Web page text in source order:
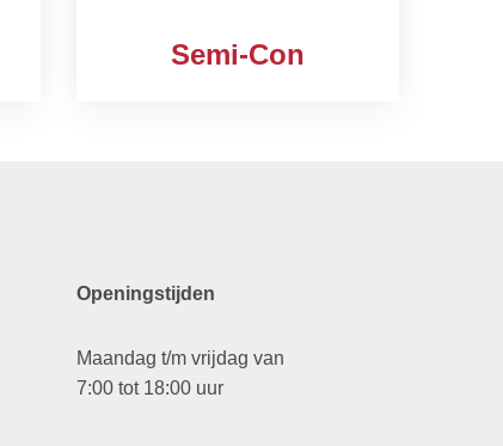
Semi-Con
Openingstijden
Maandag t/m vrijdag van
7:00 tot 18:00 uur